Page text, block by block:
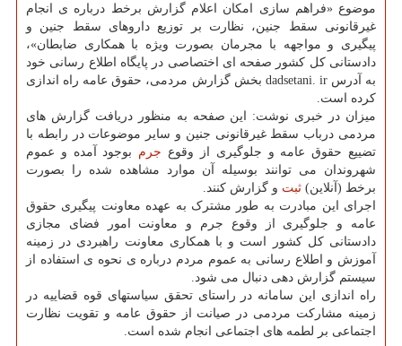
موضوع «فراهم سازی امکان اعلام گزارش برخط درباره ی انجام
غیرقانونی سقط جنین، نظارت بر توزیع داروهای سقط جنین و
پیگیری و مواجهه با مجرمان بصورت ویژه با همکاری ضابطان»،
دادستانی کل کشور صفحه ای اختصاصی در پایگاه اطلاع رسانی خود
به آدرس dadsetani. ir بخش گزارش مردمی، حقوق عامه راه اندازی
کرده است.
میزان در خبری نوشت: این صفحه به منظور دریافت گزارش های
مردمی درباب سقط غیرقانونی جنین و سایر موضوعات در رابطه با
تضییع حقوق عامه و جلوگیری از وقوع جرم بوجود آمده و عموم
شهروندان می توانند بوسیله آن موارد مشاهده شده را بصورت
برخط (آنلاین) ثبت و گزارش کنند.
اجرای این مبادرت به طور مشترک به عهده معاونت پیگیری حقوق
عامه و جلوگیری از وقوع جرم و معاونت امور فضای مجازی
دادستانی کل کشور است و با همکاری معاونت راهبردی در زمینه
آموزش و اطلاع رسانی به عموم مردم درباره ی نحوه ی استفاده از
سیستم گزارش دهی دنبال می شود.
راه اندازی این سامانه در راستای تحقق سیاستهای قوه قضاییه در
زمینه مشارکت مردمی در صیانت از حقوق عامه و تقویت نظارت
اجتماعی بر لطمه های اجتماعی انجام شده است.